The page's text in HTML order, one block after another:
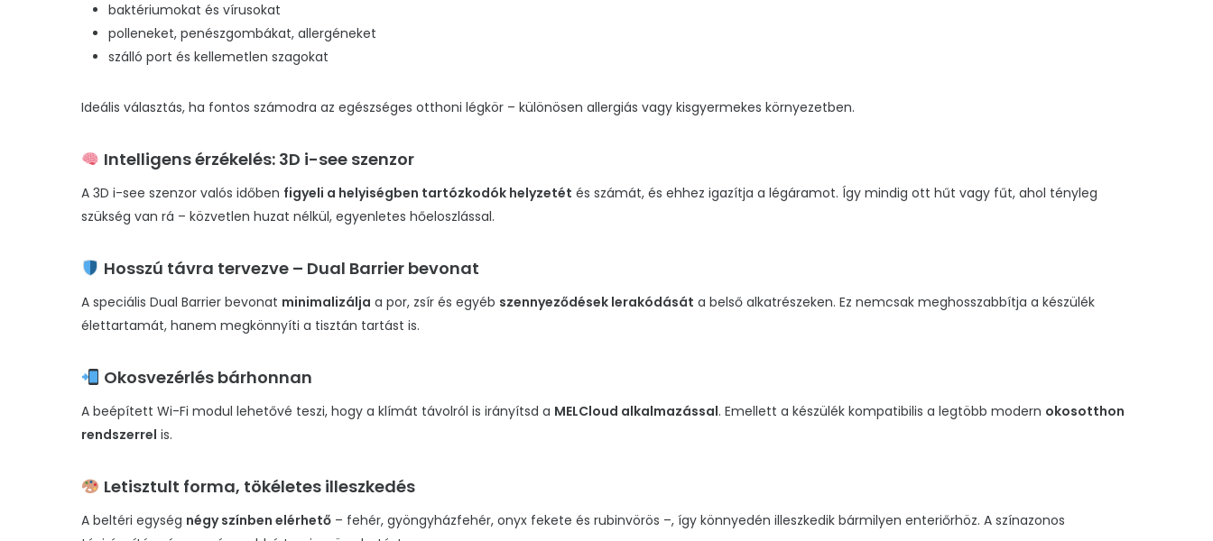
baktériumokat és vírusokat
polleneket, penészgombákat, allergéneket
szálló port és kellemetlen szagokat
Ideális választás, ha fontos számodra az egészséges otthoni légkör – különösen allergiás vagy kisgyermekes környezetben.
Intelligens érzékelés: 3D i-see szenzor
A 3D i-see szenzor valós időben figyeli a helyiségben tartózkodók helyzetét és számát, és ehhez igazítja a légáramot. Így mindig ott hűt vagy fűt, ahol tényleg
szükség van rá – közvetlen huzat nélkül, egyenletes hőeloszlással.
Hosszú távra tervezve – Dual Barrier bevonat
A speciális Dual Barrier bevonat minimalizálja a por, zsír és egyéb szennyeződések lerakódását a belső alkatrészeken. Ez nemcsak meghosszabbítja a készülék
élettartamát, hanem megkönnyíti a tisztán tartást is.
Okosvezérlés bárhonnan
A beépített Wi-Fi modul lehetővé teszi, hogy a klímát távolról is irányítsd a MELCloud alkalmazással. Emellett a készülék kompatibilis a legtöbb modern okosotthon
rendszerrel is.
Letisztult forma, tökéletes illeszkedés
A beltéri egység négy színben elérhető – fehér, gyöngyházfehér, onyx fekete és rubinvörös –, így könnyedén illeszkedik bármilyen enteriőrhöz. A színazonos